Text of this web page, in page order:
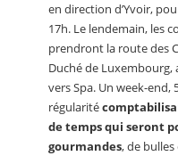
en direction d’Yvoir,
17h. Le lendemain, les
prendront la route des
Duché de
vers Spa. Un week-
régularité
de temps qui seront
gourmandes, de